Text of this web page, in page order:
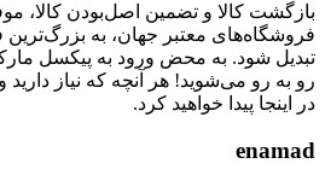
بازگشت کالا و تضمین اصل‌بودن کالا،
فروشگاه‌های معتبر جهان، به بزرگ‌ترین
تبدیل شود. به محض ورود به پیکسل
رو به رو می‌شوید! هر آنچه که نیاز
در اینجا پیدا خواهید کرد.
enamad